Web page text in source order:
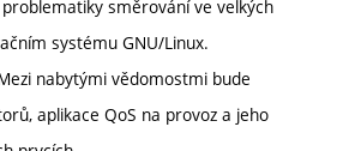
směrování ve velkých
systému GNU/Linux.
nabytými vědomostmi bude
aplikace QoS na provoz a jeho